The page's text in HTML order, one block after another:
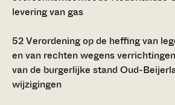
levering van gas
52Verordening op de heffing van
en van rechten wegens
van de burgerlijke stand Oud-
wijzigingen